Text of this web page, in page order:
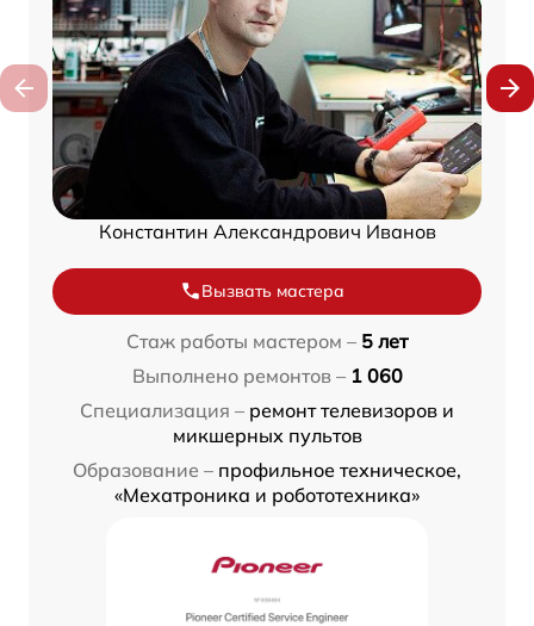
Константин Александрович Иванов
Вызвать мастера
Стаж работы мастером – 5 лет
Выполнено ремонтов – 1 060
Специализация – ремонт телевизоров и
микшерных пультов
Образование – профильное техническое,
«Мехатроника и робототехника»